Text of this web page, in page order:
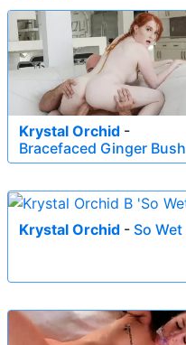
Krystal Orchid -
Bracefaced Ginger Bush
Krystal Orchid - So Wet